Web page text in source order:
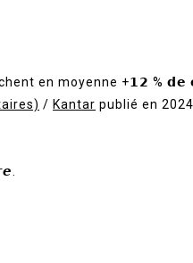
en moyenne +𝟭𝟮 % 𝗱𝗲
/ Kantar publié en